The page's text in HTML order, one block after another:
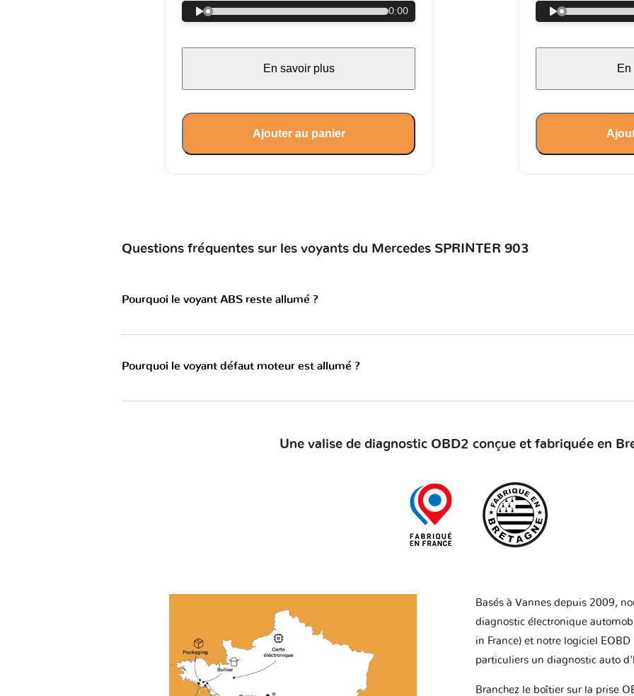
0:00
En savoir plus
Ajouter au panier
Questions fréquentes sur les voyants du Mercedes SPRINTER 903
Pourquoi le voyant ABS reste allumé ?
Pourquoi le voyant défaut moteur est allumé ?
Une valise de diagnostic OBD2 conçue et fabriquée en
Basés à Vannes depuis 2009,
diagnostic électronique
in France) et notre logiciel
particuliers un diagnostic auto
Branchez le boîtier sur la prise